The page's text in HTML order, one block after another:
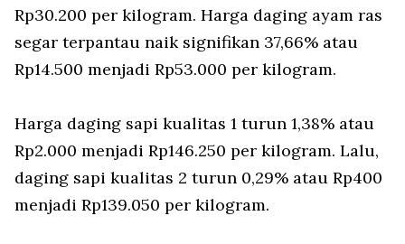
Rp30.200 per kilogram. Harga daging ayam ras
segar terpantau naik signifikan 37,66% atau
Rp14.500 menjadi Rp53.000 per kilogram.
Harga daging sapi kualitas 1 turun 1,38% atau
Rp2.000 menjadi Rp146.250 per kilogram. Lalu,
daging sapi kualitas 2 turun 0,29% atau Rp400
menjadi Rp139.050 per kilogram.